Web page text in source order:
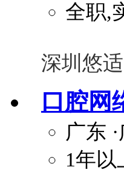
全职,
深圳悠
口腔网
广东
1年以